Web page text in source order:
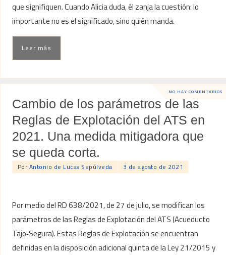
que signifiquen. Cuando Alicia duda, él zanja la cuestión: lo
importante no es el significado, sino quién manda.
Leer más
NO HAY COMENTARIOS
Cambio de los parámetros de las
Reglas de Explotación del ATS en
2021. Una medida mitigadora que
se queda corta.
PorAntonio de Lucas Sepúlveda 3 de agosto de 2021
Por medio del RD 638/2021, de 27 de julio, se modifican los
parámetros de las Reglas de Explotación del ATS (Acueducto
Tajo‑Segura). Estas Reglas de Explotación se encuentran
definidas en la disposición adicional quinta de la Ley 21/2015 y